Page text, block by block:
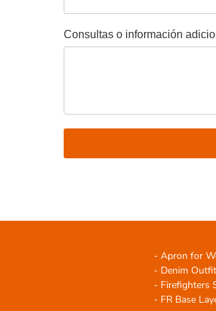
Consultas o información
- Apron for
- Denim Outfit
- Firefighters
- FR Base